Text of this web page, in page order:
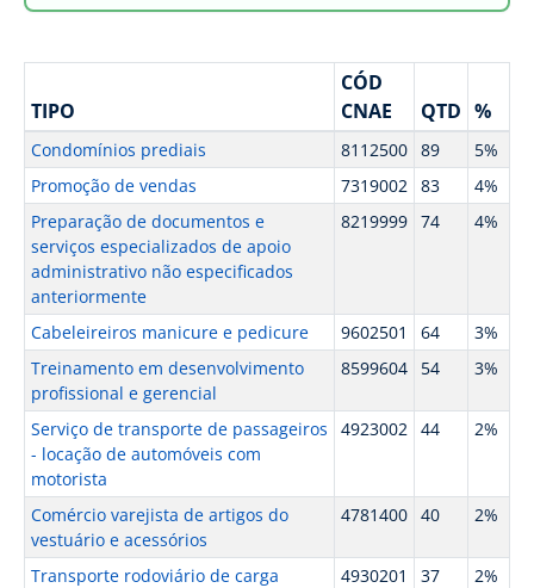
TIPO
CÓD
CNAE
QTD %
Condomínios prediais 8112500 89
5%
Promoção de vendas
7319002 83
4%
Preparação de documentos e
serviços especializados de apoio
administrativo não especificados
anteriormente
8219999 74 4%
Cabeleireiros manicure e pedicure 9602501 64
3%
Treinamento em desenvolvimento
profissional e gerencial
8599604 54 3%
Serviço de transporte de passageiros
- locação de automóveis com
motorista
4923002 44 2%
Comércio varejista de artigos do
vestuário e acessórios
4781400 40 2%
Transporte rodoviário de carga
4930201 37 2%